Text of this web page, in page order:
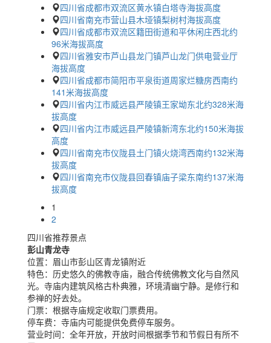
四川省成都市双流区黄水镇白塔寺海拔高度
四川省南充市营山县木垭镇梨树村海拔高度
四川省成都市双流区籍田街道和平休闲庄西北约
96米海拔高度
四川省雅安市芦山县龙门镇芦山龙门供电营业厅
海拔高度
四川省成都市简阳市平泉街道周家烂糖房西南约
141米海拔高度
四川省内江市威远县严陵镇王家坳东北约328米海
拔高度
四川省内江市威远县严陵镇新湾东北约150米海拔
高度
四川省南充市仪陇县土门镇火烧湾西南约132米海
拔高度
四川省南充市仪陇县回春镇庙子梁东南约137米海
拔高度
1
2
四川省推荐景点
彭山青龙寺
位置： 眉山市彭山区青龙镇附近
特色： 历史悠久的佛教寺庙，融合传统佛教文化与自然风
光。寺庙内建筑风格古朴典雅，环境清幽宁静。是修行和
参禅的好去处。
门票： 根据寺庙规定收取门票费用。
停车费： 寺庙内可能提供免费停车服务。
营业时间： 全年开放，开放时间根据季节和节假日有所不